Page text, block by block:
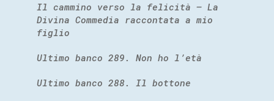
Il cammino verso la felicità – La
Divina Commedia raccontata a mio
figlio
Ultimo banco 289. Non ho l’età
Ultimo banco 288. Il bottone